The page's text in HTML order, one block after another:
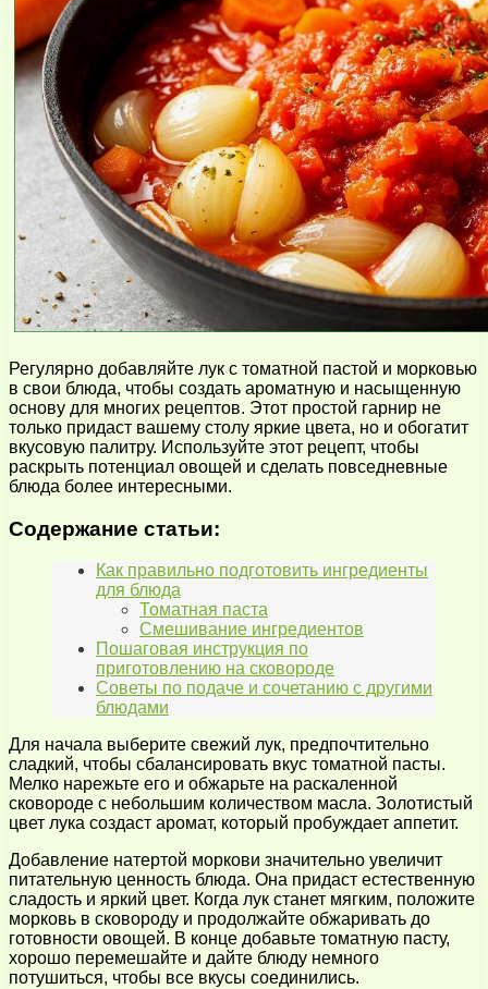
Регулярно добавляйте лук с томатной пастой и морковью
в свои блюда, чтобы создать ароматную и насыщенную
основу для многих рецептов. Этот простой гарнир не
только придаст вашему столу яркие цвета, но и обогатит
вкусовую палитру. Используйте этот рецепт, чтобы
раскрыть потенциал овощей и сделать повседневные
блюда более интересными.
Содержание статьи:
Как правильно подготовить ингредиенты
для блюда
Томатная паста
Смешивание ингредиентов
Пошаговая инструкция по
приготовлению на сковороде
Советы по подаче и сочетанию с другими
блюдами
Для начала выберите свежий лук, предпочтительно
сладкий, чтобы сбалансировать вкус томатной пасты.
Мелко нарежьте его и обжарьте на раскаленной
сковороде с небольшим количеством масла. Золотистый
цвет лука создаст аромат, который пробуждает аппетит.
Добавление натертой моркови значительно увеличит
питательную ценность блюда. Она придаст естественную
сладость и яркий цвет. Когда лук станет мягким, положите
морковь в сковороду и продолжайте обжаривать до
готовности овощей. В конце добавьте томатную пасту,
хорошо перемешайте и дайте блюду немного
потушиться, чтобы все вкусы соединились.